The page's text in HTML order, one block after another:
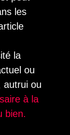
les
la
ou
autrui ou
à la
bien.